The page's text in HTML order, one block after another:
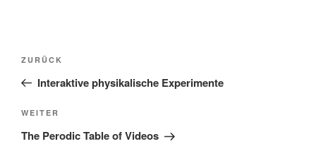
Beitragsnavigation
Vorheriger
Beitrag
ZURÜCK
Interaktive physikalische Experimente
Nächster
Beitrag
WEITER
The Perodic Table of Videos